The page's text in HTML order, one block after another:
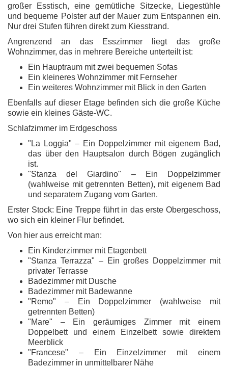
großer Esstisch, eine gemütliche Sitzecke, Liegestühle
und bequeme Polster auf der Mauer zum Entspannen ein.
Nur drei Stufen führen direkt zum Kiesstrand.
Angrenzend an das Esszimmer liegt das große
Wohnzimmer, das in mehrere Bereiche unterteilt ist:
Ein Hauptraum mit zwei bequemen Sofas
Ein kleineres Wohnzimmer mit Fernseher
Ein weiteres Wohnzimmer mit Blick in den Garten
Ebenfalls auf dieser Etage befinden sich die große Küche
sowie ein kleines Gäste-WC.
Schlafzimmer im Erdgeschoss
"La Loggia" – Ein Doppelzimmer mit eigenem Bad,
das über den Hauptsalon durch Bögen zugänglich
ist.
"Stanza del Giardino" – Ein Doppelzimmer
(wahlweise mit getrennten Betten), mit eigenem Bad
und separatem Zugang vom Garten.
Erster Stock: Eine Treppe führt in daserste Obergeschoss,
wo sich ein kleiner Flur befindet.
Von hier aus erreicht man:
Ein Kinderzimmer mit Etagenbett
"Stanza Terrazza" – Ein großes Doppelzimmer mit
privater Terrasse
Badezimmer mit Dusche
Badezimmer mit Badewanne
"Remo" – Ein Doppelzimmer (wahlweise mit
getrennten Betten)
"Mare" – Ein geräumiges Zimmer mit einem
Doppelbett und einem Einzelbett sowie direktem
Meerblick
"Francese" – Ein Einzelzimmer mit einem
Badezimmer in unmittelbarer Nähe